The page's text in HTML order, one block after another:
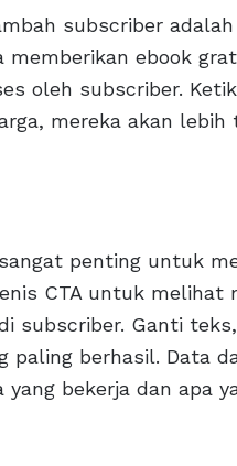
subscriber
ebook
oleh subscriber.
mereka akan
penting untuk
CTA untuk melihat
subscriber. Ganti
paling berhasil. Data
bekerja dan apa